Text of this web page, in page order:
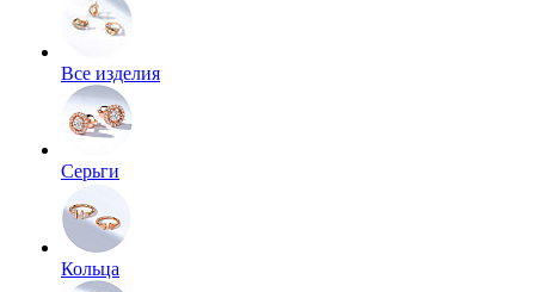
Все изделия
Серьги
Кольца